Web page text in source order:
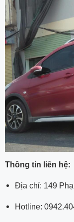
Thông tin liên hệ:
Địa chỉ: 149
Hotline: